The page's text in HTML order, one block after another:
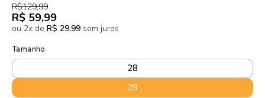
Preço
normal
R$129,99
Preço
promocional
R$ 59,99
ou 2x de R$ 29,99 sem juros
Tamanho
28
29